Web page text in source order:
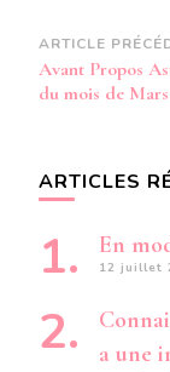
d’article
ARTICLE
Avant Propos
du mois de
ARTICLES
En
12 juillet
a une